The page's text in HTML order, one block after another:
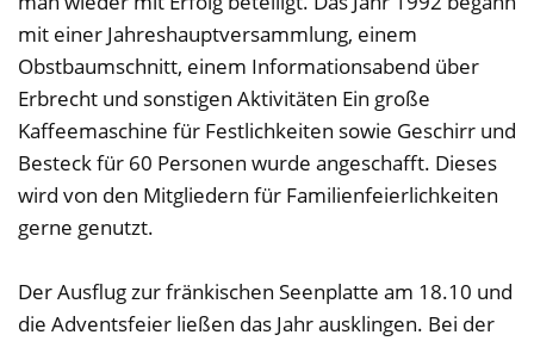
mit einer Jahreshauptversammlung, einem
Obstbaumschnitt, einem Informationsabend über
Erbrecht und sonstigen Aktivitäten Ein große
Kaffeemaschine für Festlichkeiten sowie Geschirr und
Besteck für 60 Personen wurde angeschafft. Dieses
wird von den Mitgliedern für Familienfeierlichkeiten
gerne genutzt.
Der Ausflug zur fränkischen Seenplatte am 18.10 und
die Adventsfeier ließen das Jahr ausklingen. Bei der